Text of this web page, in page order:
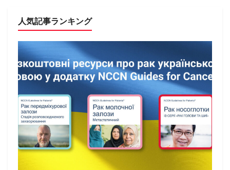
人気記事ランキング